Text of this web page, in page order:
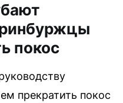
покос
прекратить покос